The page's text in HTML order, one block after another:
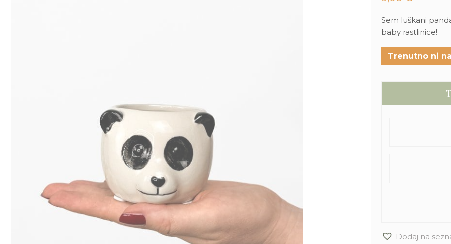
Sem luškani
baby rastlinice!
Trenutno ni
Dodaj na